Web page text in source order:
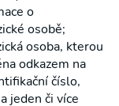
o
osobě;
osoba, kterou
odkazem na
číslo,
jeden či více